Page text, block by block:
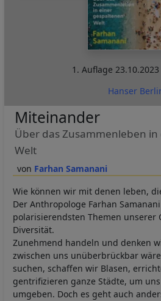
1. Auflage23.10.2023
Hanser
Farhan Samanani
Miteinander
Über das Zusammenleben
Welt
Wie können wir mit denen leben,
Der Anthropologe Farhan
polarisierendsten Themen unserer
Diversität.
Zunehmend handeln und denken
zwischen uns unüberbrückbar
suchen, schaffen wir Blasen,
gentrifizieren ganze Städte, um
umgeben. Doch es geht auch